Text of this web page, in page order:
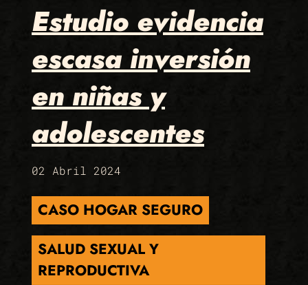
Estudio evidencia
escasa inversión
en niñas y
adolescentes
02 Abril 2024
CASO HOGAR SEGURO
SALUD SEXUAL Y
REPRODUCTIVA